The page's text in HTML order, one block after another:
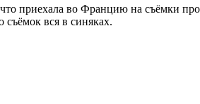
приехала во Францию на съёмки
съёмок вся в синяках.